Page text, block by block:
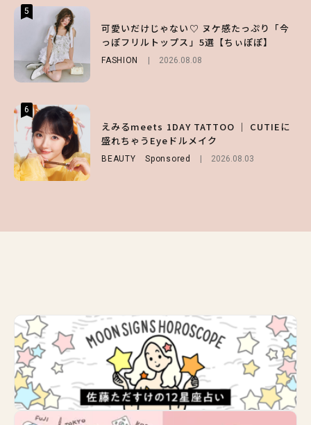
5
可愛いだけじゃない♡ ヌケ感たっぷり「今
っぽフリルトップス」5選【ちぃぽぽ】
FASHION 2026.08.08
6
えみるmeets 1DAY TATTOO ｜ CUTIEに
盛れちゃうEyeドルメイク
BEAUTY Sponsored 2026.08.03
5
【ALD1】グループの魅力＆素顔に迫る♡ 一
問一答をお届け！【sweet web独占】
ENTERTAINMENT 2026.08.03
6
【庄司浩平】初デートの勝負服は？夏の思い
出や最近のハマりものを深掘り
ENTERTAINMENT 2026.08.08
5
【夏ヘアのくずれ・うねりに】ヘアメイク夢
月直伝♡ ドライシャンプー「バティスト」
を使ったプロ級スタイリング3選
Sponsored
6
【GU】夏の“主役級”アイテム決定！ヘルシ
ー＆可愛すぎる「大人の肌見せ」トップス3
選
2026.07.19